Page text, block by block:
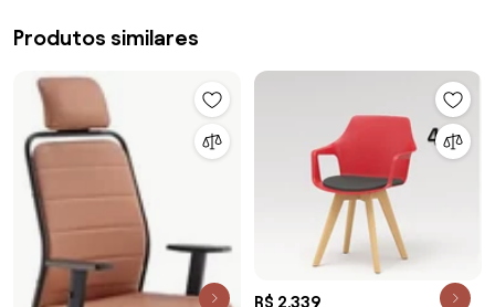
Produtos similares
R$ 2.339